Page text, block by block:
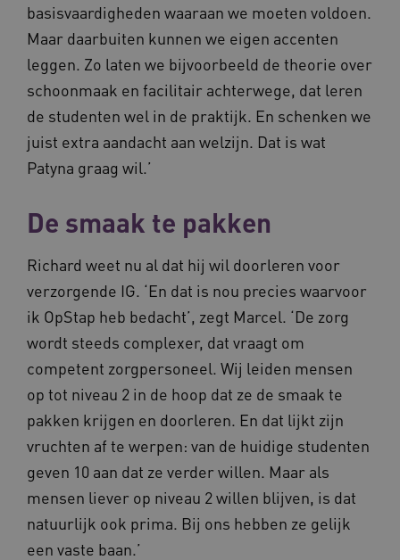
basisvaardigheden waaraan we moeten voldoen.
Maar daarbuiten kunnen we eigen accenten
leggen. Zo laten we bijvoorbeeld de theorie over
schoonmaak en facilitair achterwege, dat leren
de studenten wel in de praktijk. En schenken we
juist extra aandacht aan welzijn. Dat is wat
Patyna graag wil.’
De smaak te pakken
Richard weet nu al dat hij wil doorleren voor
verzorgende IG. ‘En dat is nou precies waarvoor
ik OpStap heb bedacht’, zegt Marcel. ‘De zorg
wordt steeds complexer, dat vraagt om
competent zorgpersoneel. Wij leiden mensen
op tot niveau 2 in de hoop dat ze de smaak te
pakken krijgen en doorleren. En dat lijkt zijn
vruchten af te werpen: van de huidige studenten
geven 10 aan dat ze verder willen. Maar als
mensen liever op niveau 2 willen blijven, is dat
natuurlijk ook prima. Bij ons hebben ze gelijk
een vaste baan.’